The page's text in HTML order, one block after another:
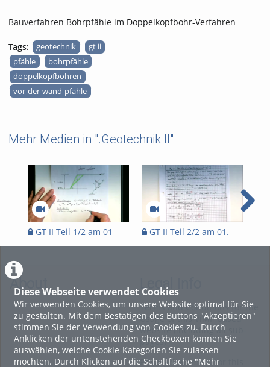
Diese Webseite verwendet Cookies
Wir verwenden Cookies, um unsere Website optimal für Sie
zu gestalten. Mit dem Bestätigen des Buttons "Akzeptieren"
stimmen Sie der Verwendung von Cookies zu. Durch
Anklicken der untenstehenden Checkboxen können Sie
auswählen, welche Cookie-Kategorien Sie zulassen
möchten. Durch Klicken auf die Schaltfläche "Mehr
Bauverfahren Bohrpfähle im Doppelkopfbohr-Verfahren
Tags: geotechnik
gt ii
pfähle
bohrpfähle
doppelkopfbohren
vor-der-wand-pfähle
Mehr Medien in ".Geotechnik II"
GT II Teil 1/2 am 01
.Apr. 20
GT II Teil 2/2 am 01.
Apr. 20
About Legal Info
Terms and Conditions for the
Usage of this ViMP based
website (including all sub-
pages)
Privacy Statement for this